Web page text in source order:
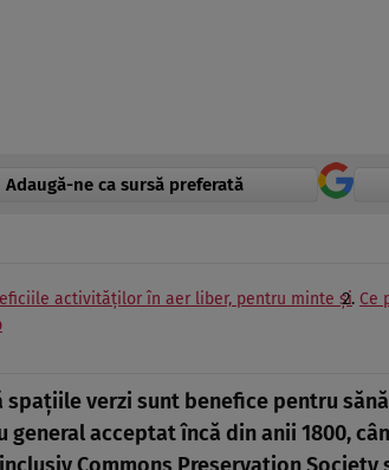
Adaugă-ne ca sursă preferată
activităților în aer liber, pentru minte și Ce
spațiile verzi sunt benefice pentru
general acceptat încă din anii 1800,